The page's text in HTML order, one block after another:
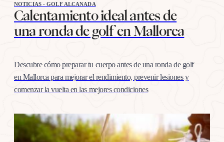
NOTICIAS - GOLF ALCANADA
Calentamiento ideal antes de
una ronda de golf en Mallorca
Descubre cómo preparar tu cuerpo antes de una ronda de golf
en Mallorca para mejorar el rendimiento, prevenir lesiones y
comenzar la vuelta en las mejores condiciones